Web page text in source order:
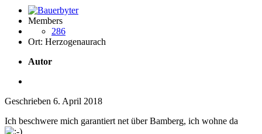
Members
286
Ort: Herzogenaurach
Autor
Geschrieben 6. April 2018
Ich beschwere mich garantiert net über Bamberg, ich wohne da